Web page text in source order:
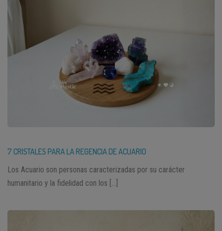
7 CRISTALES PARA LA REGENCIA DE ACUARIO
Los Acuario son personas caracterizadas por su carácter
humanitario y la fidelidad con los […]